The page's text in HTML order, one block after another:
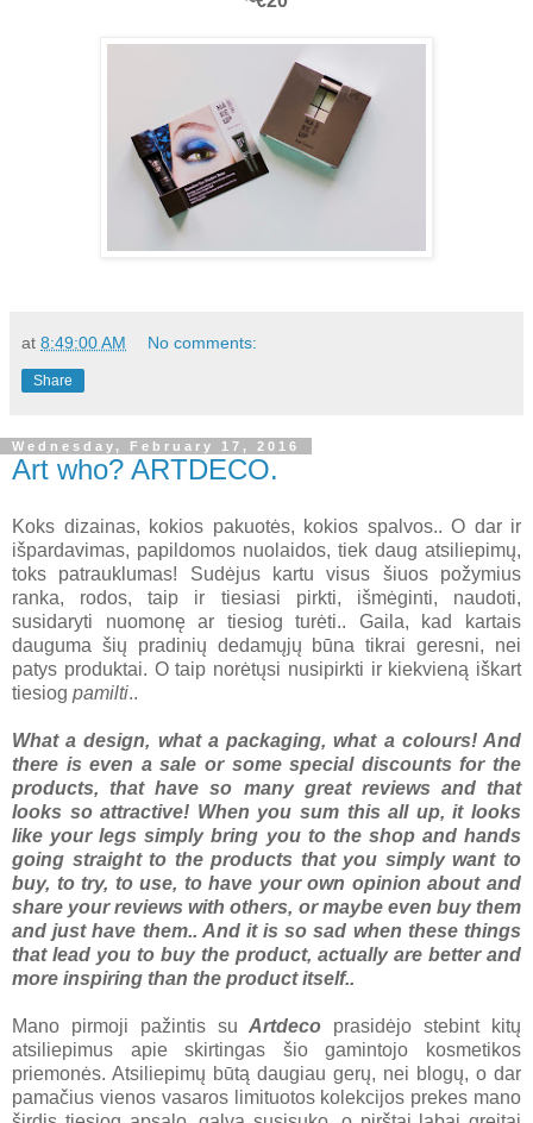
at 8:49:00 AM No comments:
Share
Wednesday, February 17, 2016
Art who? ARTDECO.
Koks dizainas, kokios pakuotės, kokios spalvos.. O dar ir
išpardavimas, papildomos nuolaidos, tiek daug atsiliepimų,
toks patrauklumas! Sudėjus kartu visus šiuos požymius
ranka, rodos, taip ir tiesiasi pirkti, išmėginti, naudoti,
susidaryti nuomonę ar tiesiog turėti.. Gaila, kad kartais
dauguma šių pradinių dedamųjų būna tikrai geresni, nei
patys produktai. O taip norėtųsi nusipirkti ir kiekvieną iškart
tiesiog pamilti..
What a design, what a packaging, what a colours! And
there is even a sale or some special discounts for the
products, that have so many great reviews and that
looks so attractive! When you sum this all up, it looks
like your legs simply bring you to the shop and hands
going straight to the products that you simply want to
buy, to try, to use, to have your own opinion about and
share your reviews with others, or maybe even buy them
and just have them.. And it is so sad when these things
that lead you to buy the product, actually are better and
more inspiring than the product itself..
Mano pirmoji pažintis suArtdeco prasidėjo stebint kitų
atsiliepimus apie skirtingas šio gamintojo kosmetikos
priemonės. Atsiliepimų būtą daugiau gerų, nei blogų, o dar
pamačius vienos vasaros limituotos kolekcijos prekes mano